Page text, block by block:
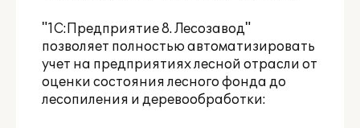
"1С:Предприятие 8. Лесозавод"
позволяет полностью автоматизировать
учет на предприятиях лесной отрасли от
оценки состояния лесного фонда до
лесопиления и деревообработки: